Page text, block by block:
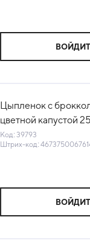
Цыпленок с
цветной капустой
(НДС)ГОСТ
39793) (-18°С)
Код: 39793
Штрих-код: